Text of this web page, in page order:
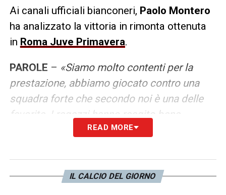
Ai canali ufficiali bianconeri, Paolo Montero
ha analizzato la vittoria in rimonta ottenuta
in Roma Juve Primavera.
PAROLE – «Siamo molto contenti per la
prestazione, abbiamo giocato contro una
squadra forte che secondo noi è una delle
favorite. I ragazzi hanno reagito bene,
sapevamo che era una partita lunga e che
siamo detti che stavamo giocando bene e,
infatti, i ragazzi sono stati bravi a ribaltarla
READ MORE
IL CALCIO DEL GIORNO